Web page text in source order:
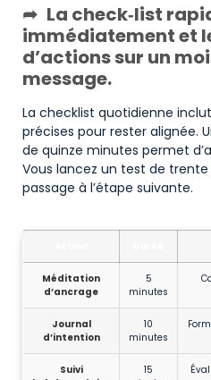
La check‑list
immédiatement et
d’actions sur un
message.
La checklist quotidienne
précises pour rester alignée.
de quinze minutes permet
Vous lancez un test de
passage à l’étape suivante.
Méditation
d’ancrage
5
minutes
Journal
d’intention
10
minutes
Suivi
15